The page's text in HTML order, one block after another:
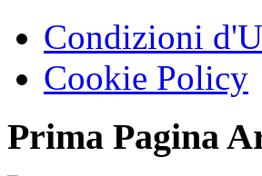
Condizioni
Cookie Policy
Prima Pagina